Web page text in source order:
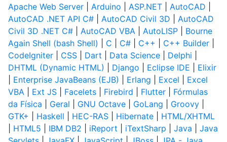
Apache Web Server
Arduino ASP.NET AutoCAD
AutoCAD .NET API C#
AutoCAD Civil 3D
AutoCAD
Civil 3D .NET C#
AutoCAD VBA AutoLISP
Bourne
Again Shell (bash Shell)
C C# C++ C++ Builder
CodeIgniter
CSS Dart Data Science Delphi
DHTML (Dynamic HTML)
Django Eclipse IDE
Elixir
Enterprise JavaBeans (EJB) Erlang Excel
Excel
VBA
Ext JS Facelets Firebird Flutter
Fórmulas
da Física
Geral GNU Octave GoLang Groovy
GTK+
Haskell HEC-RAS Hibernate
HTML/XHTML
HTML5 IBM DB2 iReport iTextSharp Java
Java